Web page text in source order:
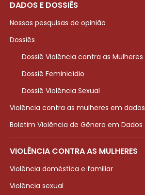
DADOS E DOSSIÊS
Nossas pesquisas de opinião
Dossiês
Dossiê Violência contra as Mulheres
Dossiê Feminicídio
Dossiê Violência Sexual
Violência contra as mulheres em dados
Boletim Violência de Gênero em Dados
VIOLÊNCIA CONTRA AS MULHERES
Violência doméstica e familiar
Violência sexual